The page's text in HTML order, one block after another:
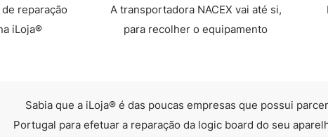
reparação
iLoja®
A transportadora NACEX vai até si,
para recolher o equipamento
Sabia que a iLoja® é das poucas empresas que possui
Portugal para efetuar a reparação da logic board do seu